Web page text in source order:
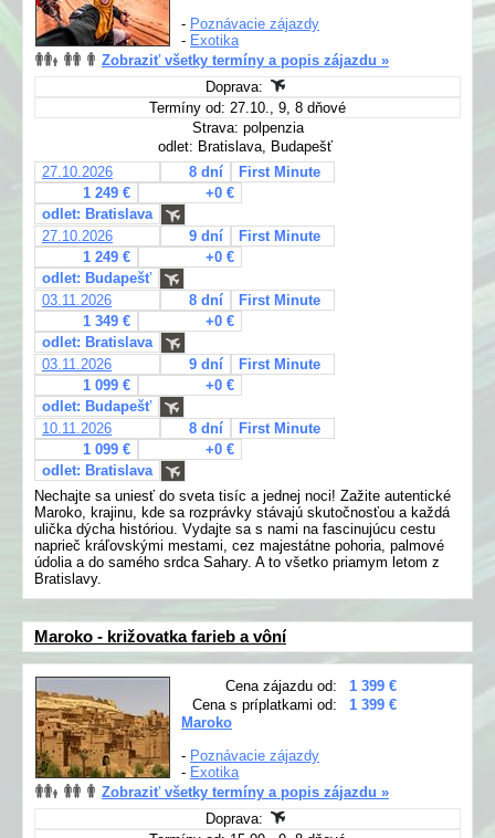
- Poznávacie zájazdy
- Exotika
Zobraziť všetky termíny a popis zájazdu »
Doprava:
Termíny od: 27.10., 9, 8 dňové
Strava: polpenzia
odlet: Bratislava, Budapešť
27.10.2026
8 dní
First Minute
1 249 €
+0 €
odlet: Bratislava
27.10.2026
9 dní
First Minute
1 249 €
+0 €
odlet: Budapešť
03.11.2026
8 dní
First Minute
1 349 €
+0 €
odlet: Bratislava
03.11.2026
9 dní
First Minute
1 099 €
+0 €
odlet: Budapešť
10.11.2026
8 dní
First Minute
1 099 €
+0 €
odlet: Bratislava
Nechajte sa uniesť do sveta tisíc a jednej noci! Zažite autentické
Maroko, krajinu, kde sa rozprávky stávajú skutočnosťou a každá
ulička dýcha históriou. Vydajte sa s nami na fascinujúcu cestu
naprieč kráľovskými mestami, cez majestátne pohoria, palmové
údolia a do samého srdca Sahary. A to všetko priamym letom z
Bratislavy.
Maroko - križovatka farieb a vôní
Cena zájazdu od:
1 399 €
Cena s príplatkami od:
1 399 €
Maroko
- Poznávacie zájazdy
- Exotika
Zobraziť všetky termíny a popis zájazdu »
Doprava: